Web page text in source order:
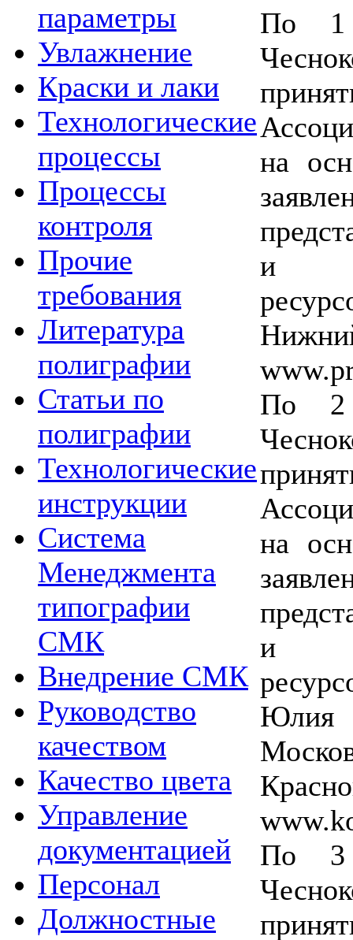
параметры
Увлажнение
Краски и лаки
Технологические
процессы
Процессы
контроля
Прочие
требования
Литература
полиграфии
Статьи по
полиграфии
Технологические
инструкции
Система
Менеджмента
типографии
СМК
Внедрение СМК
Руководство
качеством
Качество цвета
Управление
документацией
Персонал
Должностные
По 1
на
и
По 2
на
и
По 3